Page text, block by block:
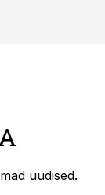
uudised.